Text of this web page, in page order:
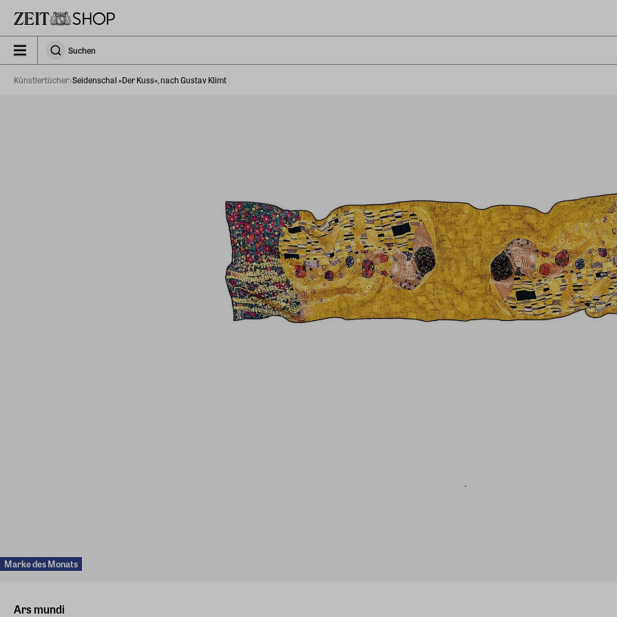
zeit_storefront.components.search.collapsed
SuchenSuchen
Künstlertücher Seidenschal »Der Kuss«, nach Gustav Klimt
Marke des Monats
Ars mundi